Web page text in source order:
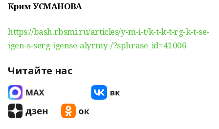
Кәримә УСМАНОВА
https://bash.rbsmi.ru/articles/y-m-i-t/k-t-k-t-rg-k-t-se-
igen-s-serg-igense-alyrmy-/?sphrase_id=41006
Читайте нас